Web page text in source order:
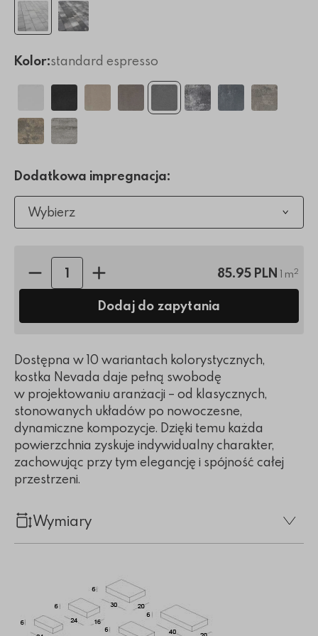
Kolor:standard espresso
Dodatkowa impregnacja:
Wybierz
Ilość sztuk: 85.95 PLN 1 m2
Dodaj do zapytania
Dostępna w 10 wariantach kolorystycznych,
kostka Nevada daje pełną swobodę
w projektowaniu aranżacji – od klasycznych,
stonowanych układów po nowoczesne,
dynamiczne kompozycje. Dzięki temu każda
powierzchnia zyskuje indywidualny charakter,
zachowując przy tym elegancję i spójność całej
przestrzeni.
Wymiary